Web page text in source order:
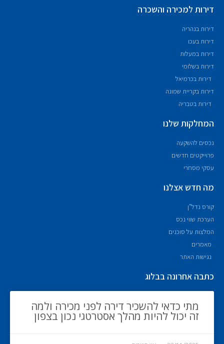
דירות למכירה והשכרה
דירות בנהריה
דירות בעכו
דירות במעלות
דירות בשלומי
דירות בכרמיאל
דירות בקריית שמונה
דירות בטבריה
המחלקות שלנו
נכסים להשקעה
פרוייקטים חדשים
עסקי מסחרי
מה חדש אצלנו
קורס נדל"ן
הערכת שווי נכס
המלצות על סוכנים
מאמרים
נגישות האתר
כתבה אחרונה בבלוג
מתי כדאי להשכיר דירה לפני מכירה ולמה
זה יכול להיות מהלך אסטרטגי נכון בצפון